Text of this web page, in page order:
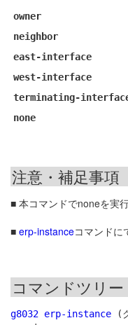
owner
neighbor
east-interface
west-interface
terminating-
none
注意・補足事項
■ 本コマンドでnoneを実
■ erp-instanceコマンドに
コマンドツリー
g8032 erp-instance (